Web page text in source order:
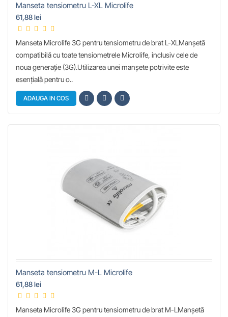
Manseta tensiometru L-XL Microlife
61,88 lei
Manseta Microlife 3G pentru tensiometru de brat L-XLManşetă
compatibilă cu toate tensiometrele Microlife, inclusiv cele de
noua generaţie (3G).Utilizarea unei manşete potrivite este
esenţială pentru o..
ADAUGA IN COS
Manseta tensiometru M-L Microlife
61,88 lei
Manseta Microlife 3G pentru tensiometru de brat M-LManşetă